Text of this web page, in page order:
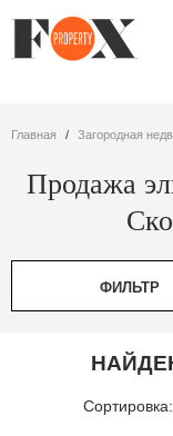
Главная Загородная
Продажа
ФИЛЬТР
Сортировка: